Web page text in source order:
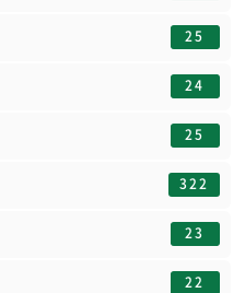
25
24
25
322
23
22